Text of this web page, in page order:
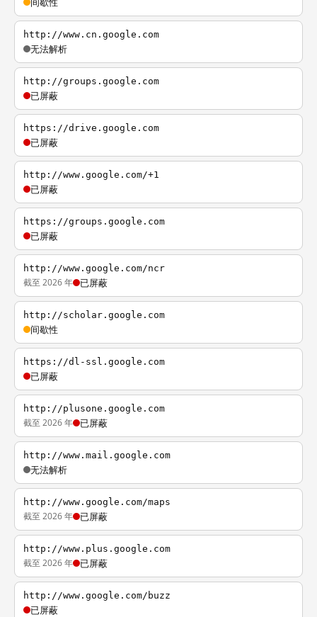
http://www.cn.google.com
无法解析
http://groups.google.com
已屏蔽
https://drive.google.com
已屏蔽
http://www.google.com/+1
已屏蔽
https://groups.google.com
已屏蔽
http://www.google.com/ncr
截至 2026 年 已屏蔽
http://scholar.google.com
间歇性
https://dl-ssl.google.com
已屏蔽
http://plusone.google.com
截至 2026 年 已屏蔽
http://www.mail.google.com
无法解析
http://www.google.com/maps
截至 2026 年 已屏蔽
http://www.plus.google.com
截至 2026 年 已屏蔽
http://www.google.com/buzz
已屏蔽